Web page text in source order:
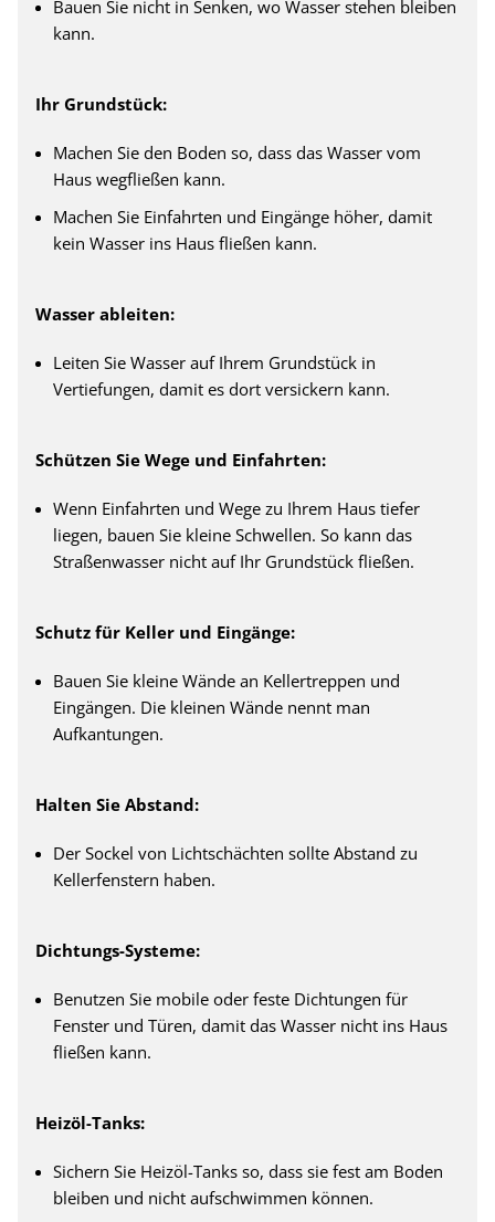
Bauen Sie nicht in Senken, wo Wasser stehen bleiben
kann.
Ihr Grundstück:
Machen Sie den Boden so, dass das Wasser vom
Haus wegfließen kann.
Machen Sie Einfahrten und Eingänge höher, damit
kein Wasser ins Haus fließen kann.
Wasser ableiten:
Leiten Sie Wasser auf Ihrem Grundstück in
Vertiefungen, damit es dort versickern kann.
Schützen Sie Wege und Einfahrten:
Wenn Einfahrten und Wege zu Ihrem Haus tiefer
liegen, bauen Sie kleine Schwellen. So kann das
Straßenwasser nicht auf Ihr Grundstück fließen.
Schutz für Keller und Eingänge:
Bauen Sie kleine Wände an Kellertreppen und
Eingängen. Die kleinen Wände nennt man
Aufkantungen.
Halten Sie Abstand:
Der Sockel von Lichtschächten sollte Abstand zu
Kellerfenstern haben.
Dichtungs-Systeme:
Benutzen Sie mobile oder feste Dichtungen für
Fenster und Türen, damit das Wasser nicht ins Haus
fließen kann.
Heizöl-Tanks:
Sichern Sie Heizöl-Tanks so, dass sie fest am Boden
bleiben und nicht aufschwimmen können.